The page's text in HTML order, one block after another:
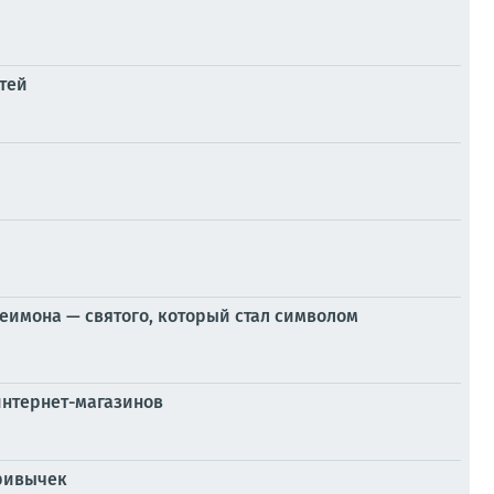
— святого, который стал символом
магазинов